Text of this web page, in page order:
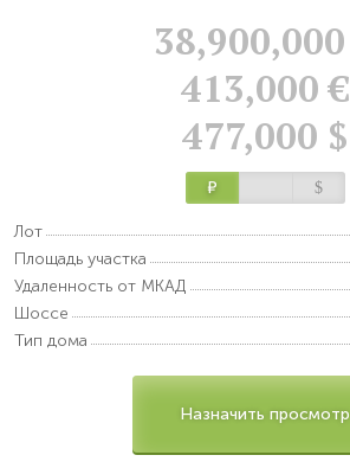
38,900,000
413,000 €
477,000 $
Р $
Лот
Площадь участка
Удаленность от МКАД
Шоссе
Тип дома
Назначить просмотр